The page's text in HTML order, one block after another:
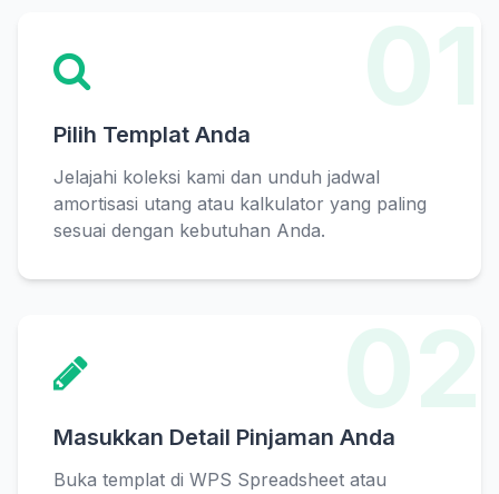
01
Pilih Templat Anda
Jelajahi koleksi kami dan unduh jadwal
amortisasi utang atau kalkulator yang paling
sesuai dengan kebutuhan Anda.
02
Masukkan Detail Pinjaman Anda
Buka templat di WPS Spreadsheet atau